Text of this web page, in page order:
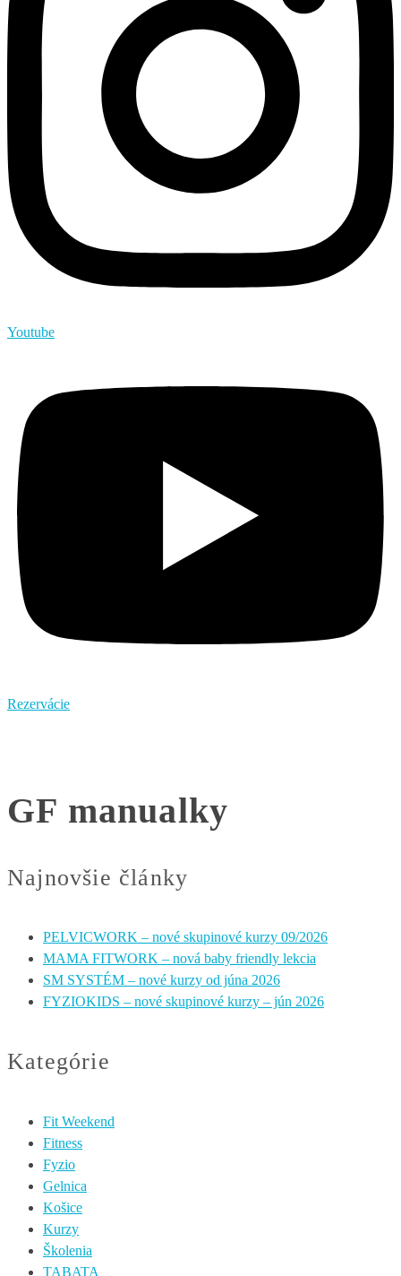
Youtube
Rezervácie
GF manualky
Najnovšie články
PELVICWORK – nové skupinové kurzy 09/2026
MAMA FITWORK – nová baby friendly lekcia
SM SYSTÉM – nové kurzy od júna 2026
FYZIOKIDS – nové skupinové kurzy – jún 2026
Kategórie
Fit Weekend
Fitness
Fyzio
Gelnica
Košice
Kurzy
Školenia
TABATA